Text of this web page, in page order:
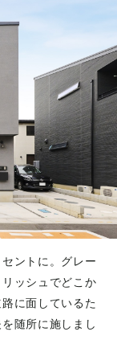
ントに。グレー
ッシュでどこか
に面しているた
随所に施しまし